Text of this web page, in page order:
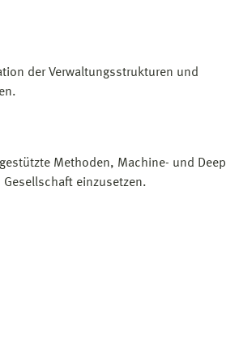
der Verwaltungsstrukturen und
Methoden, Machine- und Deep
einzusetzen.